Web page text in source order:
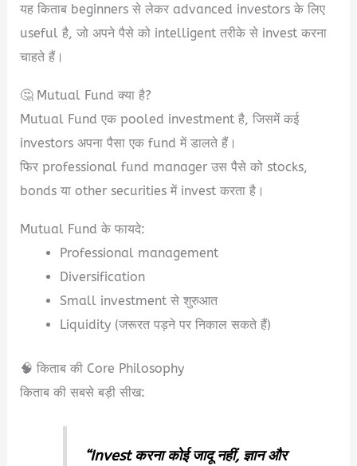
यह किताब beginners से लेकर advanced investors के लिए
useful है, जो अपने पैसे को intelligent तरीके से invest करना
चाहते हैं।
🤔 Mutual Fund क्या है?
Mutual Fund एक pooled investment है, जिसमें कई
investors अपना पैसा एक fund में डालते हैं।
फिर professional fund manager उस पैसे को stocks,
bonds या other securities में invest करता है।
Mutual Fund के फायदे:
Professional management
Diversification
Small investment से शुरुआत
Liquidity (जरूरत पड़ने पर निकाल सकते हैं)
🧠 किताब की Core Philosophy
किताब की सबसे बड़ी सीख:
“Invest करना कोई जादू नहीं, ज्ञान और